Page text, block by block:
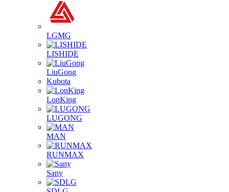
LGMG
LISHIDE
LiuGong
Kubota
LonKing
LUGONG
MAN
RUNMAX
Sany